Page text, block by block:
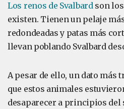
Los renos de Svalbardson los
existen. Tienen un pelaje
redondeadas y patas más
llevan poblando Svalbard
A pesar de ello, un dato más
que estos animales
desaparecer a principios del